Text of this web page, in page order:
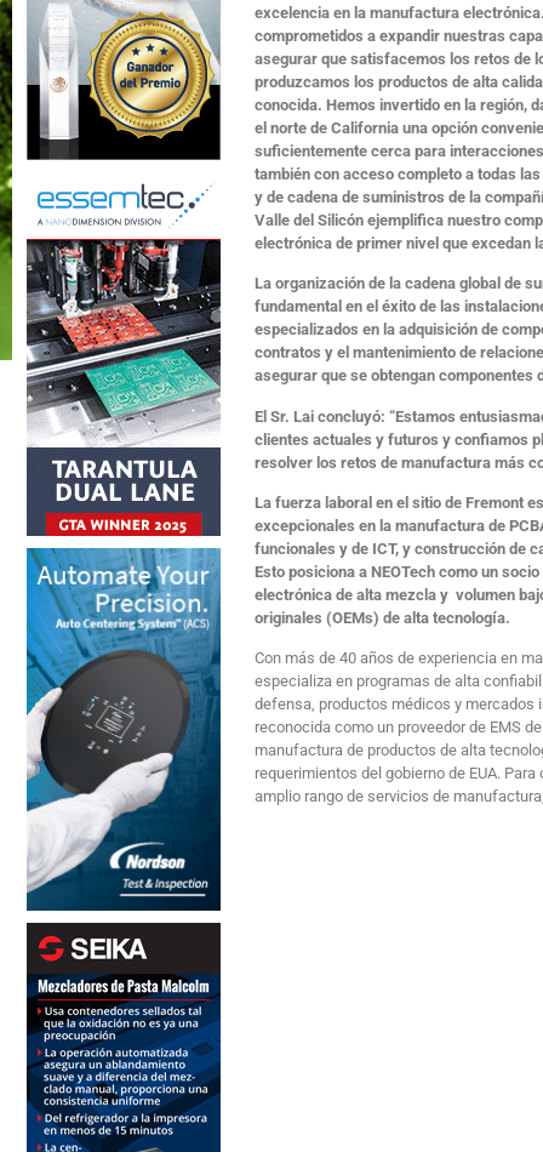
excelencia en la manufactura
comprometidos a expandir nuestras
asegurar que satisfacemos los retos de
produzcamos los productos de alta
conocida. Hemos invertido en la región,
el norte de California una opción
suficientemente cerca para
también con acceso completo a todas
y de cadena de suministros de la
Valle del Silicón ejemplifica nuestro
electrónica de primer nivel que excedan
La organización de la cadena global de
fundamental en el éxito de las
especializados en la adquisición de
contratos y el mantenimiento de
asegurar que se obtengan componentes
El Sr. Lai concluyó: “Estamos
clientes actuales y futuros y confiamos
resolver los retos de manufactura más
La fuerza laboral en el sitio de Fremont
excepcionales en la manufactura de
funcionales y de ICT, y construcción de
Esto posiciona a NEOTech como un
electrónica de alta mezcla y volumen
originales (OEMs) de alta tecnología.
Con más de 40 años de experiencia en
especializa en programas de alta
defensa, productos médicos y mercados
reconocida como un proveedor de EMS
manufactura de productos de alta
requerimientos del gobierno de EUA.
amplio rango de servicios de